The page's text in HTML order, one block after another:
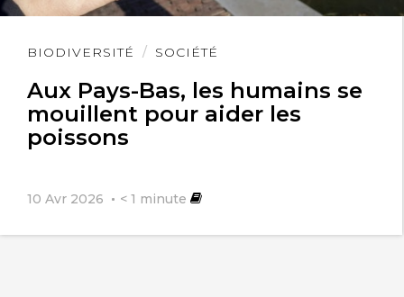
BIODIVERSITÉ SOCIÉTÉ
Aux Pays-Bas, les humains se
mouillent pour aider les
poissons
10 Avr 2026 < 1 minute
Lire